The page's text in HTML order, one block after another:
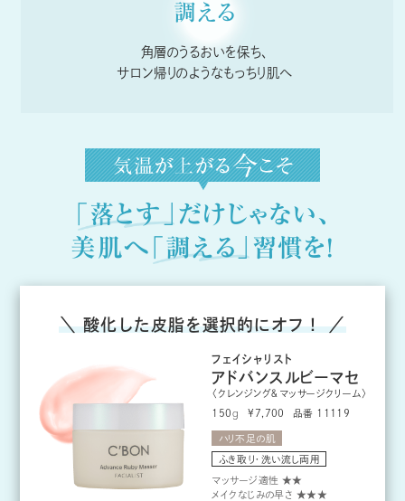
調える
角層のうるおいを保ち、
サロン帰りのようなもっちり肌へ
「落とす」 だけじゃない、
美肌へ 「調える」 習慣を！
＼ 酸化した皮脂を選択的にオフ！ ／
フェイシャリスト
アドバンスルビーマセ
〈クレンジング＆マッサージクリーム〉
150 g ¥7,700 品番 11119
ハリ不足の肌
ふき取り・洗い流し両用
マッサージ適性 ★★
メイクなじみの早さ ★★★